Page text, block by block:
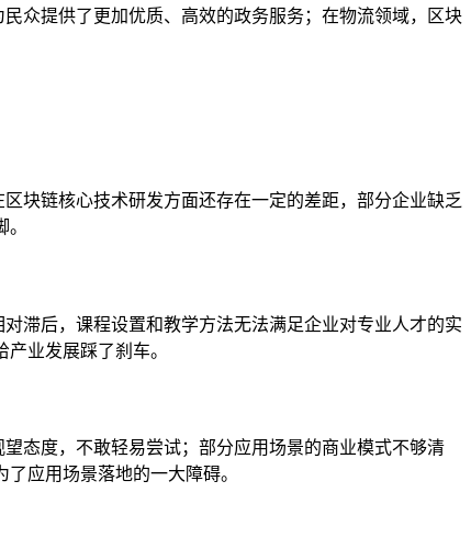
众提供了更加优质、高效的政务服务；在物流领域，区块
块链核心技术研发方面还存在一定的差距，部分企业缺乏
滞后，课程设置和教学方法无法满足企业对专业人才的实
业发展踩了刹车。
态度，不敢轻易尝试；部分应用场景的商业模式不够清
应用场景落地的一大障碍。